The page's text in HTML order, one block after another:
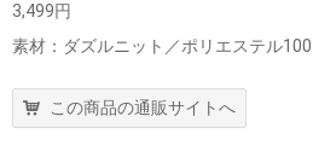
3,499円
素材：ダズルニット／ポリエステル100
この商品の通販サイトへ